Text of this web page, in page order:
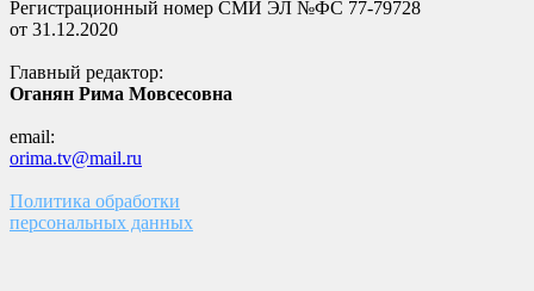
Регистрационный номер СМИ ЭЛ №ФС 77-79728
от 31.12.2020
Главный редактор:
Оганян Рима Мовсесовна
email:
orima.tv@mail.ru
Политика обработки
персональных данных